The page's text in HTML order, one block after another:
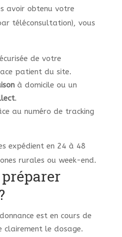
avoir obtenu votre
téléconsultation), vous
de votre
patient du site.
à domicile ou un
.
au numéro de tracking
expédient en 24 à 48
rurales ou week-end.
est en cours de
clairement le dosage.